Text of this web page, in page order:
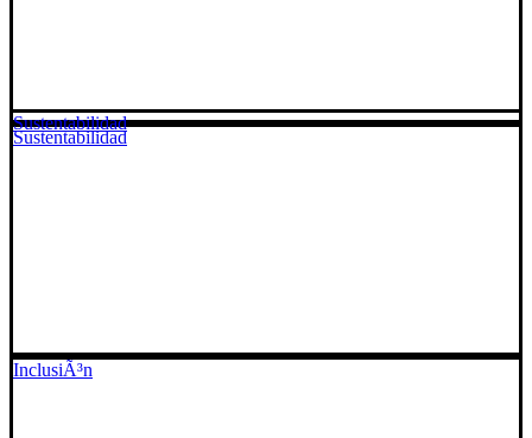
Sustentabilidad
InclusiÃ³n
Sustentabilidad